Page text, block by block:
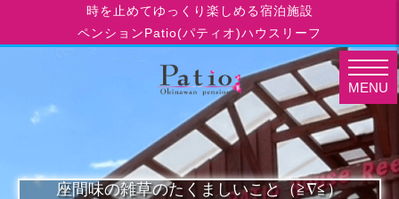
時を止めてゆっくり楽しめる宿泊施設
ペンションPatio(パティオ)ハウスリーフ
座間味の雑草のたくましいこと（≧∇≦）
MENU